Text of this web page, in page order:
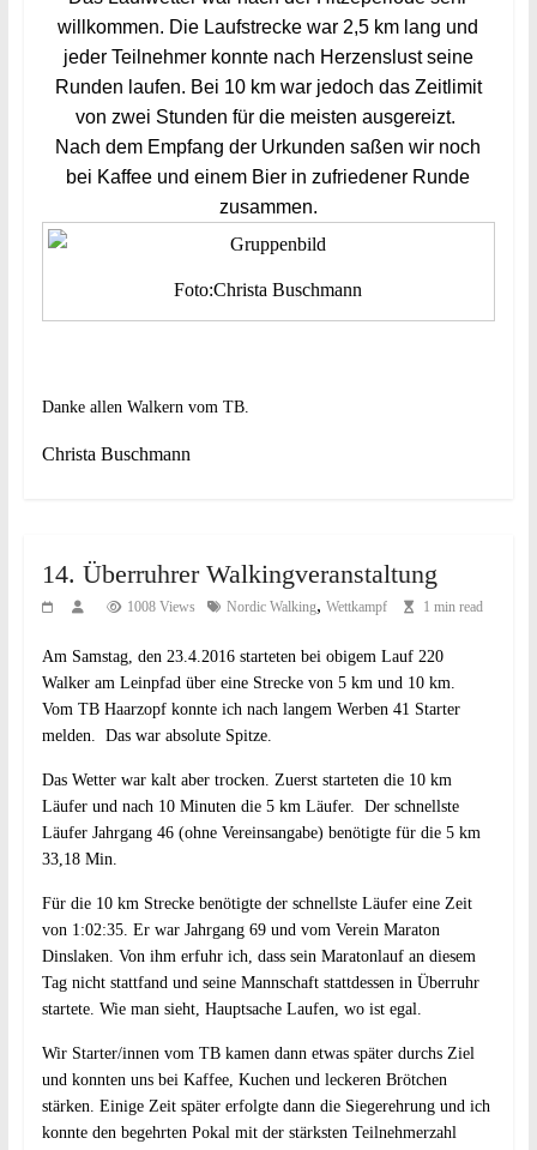
willkommen. Die Laufstrecke war 2,5 km lang und
jeder Teilnehmer konnte nach Herzenslust seine
Runden laufen. Bei 10 km war jedoch das Zeitlimit
von zwei Stunden für die meisten ausgereizt.
Nach dem Empfang der Urkunden saßen wir noch
bei Kaffee und einem Bier in zufriedener Runde
zusammen.
Foto:Christa Buschmann
Danke allen Walkern vom TB.
Christa Buschmann
14. Überruhrer Walkingveranstaltung
1008 Views Nordic Walking, Wettkampf 1 min read
Am Samstag, den 23.4.2016 starteten bei obigem Lauf 220
Walker am Leinpfad über eine Strecke von 5 km und 10 km.
Vom TB Haarzopf konnte ich nach langem Werben 41 Starter
melden. Das war absolute Spitze.
Das Wetter war kalt aber trocken. Zuerst starteten die 10 km
Läufer und nach 10 Minuten die 5 km Läufer. Der schnellste
Läufer Jahrgang 46 (ohne Vereinsangabe) benötigte für die 5 km
33,18 Min.
Für die 10 km Strecke benötigte der schnellste Läufer eine Zeit
von 1:02:35. Er war Jahrgang 69 und vom Verein Maraton
Dinslaken. Von ihm erfuhr ich, dass sein Maratonlauf an diesem
Tag nicht stattfand und seine Mannschaft stattdessen in Überruhr
startete. Wie man sieht, Hauptsache Laufen, wo ist egal.
Wir Starter/innen vom TB kamen dann etwas später durchs Ziel
und konnten uns bei Kaffee, Kuchen und leckeren Brötchen
stärken. Einige Zeit später erfolgte dann die Siegerehrung und ich
konnte den begehrten Pokal mit der stärksten Teilnehmerzahl